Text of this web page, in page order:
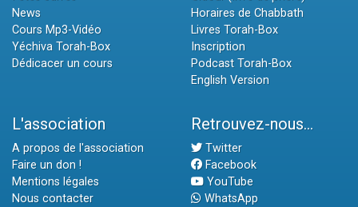
News
Cours Mp3-Vidéo
Yéchiva Torah-Box
Dédicacer un cours
Horaires de Chabbath
Livres Torah-Box
Inscription
Podcast Torah-Box
English Version
L'association
A propos de l'association
Faire un don !
Mentions légales
Nous contacter
Retrouvez-nous...
Twitter
Facebook
YouTube
WhatsApp